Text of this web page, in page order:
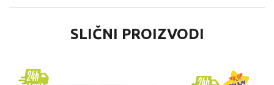
SLIČNI PROIZVODI